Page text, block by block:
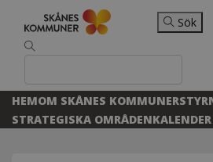
Sök
HEMOM SKÅNES KOMMUNER
STRATEGISKA OMRÅDENKALENDER